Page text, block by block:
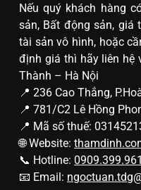
Nếu quý khách hàng
sản, Bất động sản, giá
tài sản vô hình, hoặc
định giá thì hãy liên hệ
Thành – Hà Nội
📍 236 Cao Thắng,
📍 781/C2 Lê Hồng
📍 Mã số thuế:
🌐 Website:
📞 Hotline: 0909.399.961
📧 Email: